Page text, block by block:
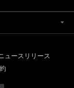
ュースリリース